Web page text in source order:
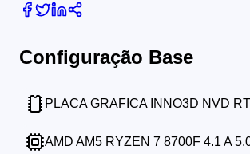
Configuração Base
PLACA GRAFICA INNO3D NVD
AMD AM5 RYZEN 7 8700F 4.1 A